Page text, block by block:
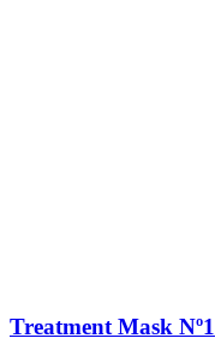
Treatment Mask Nº1